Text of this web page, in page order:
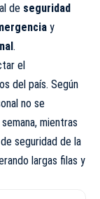
de seguridad
y
.
el
del país. Según
no se
mientras
seguridad de la
largas filas y